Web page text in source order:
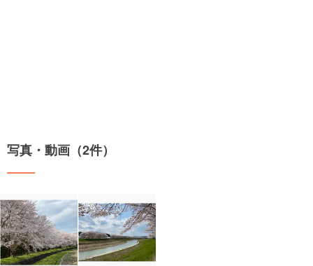
写真・動画（2件）